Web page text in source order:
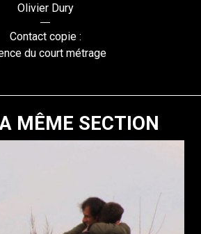
Olivier Dury
Contact copie :
du court métrage
MÊME SECTION